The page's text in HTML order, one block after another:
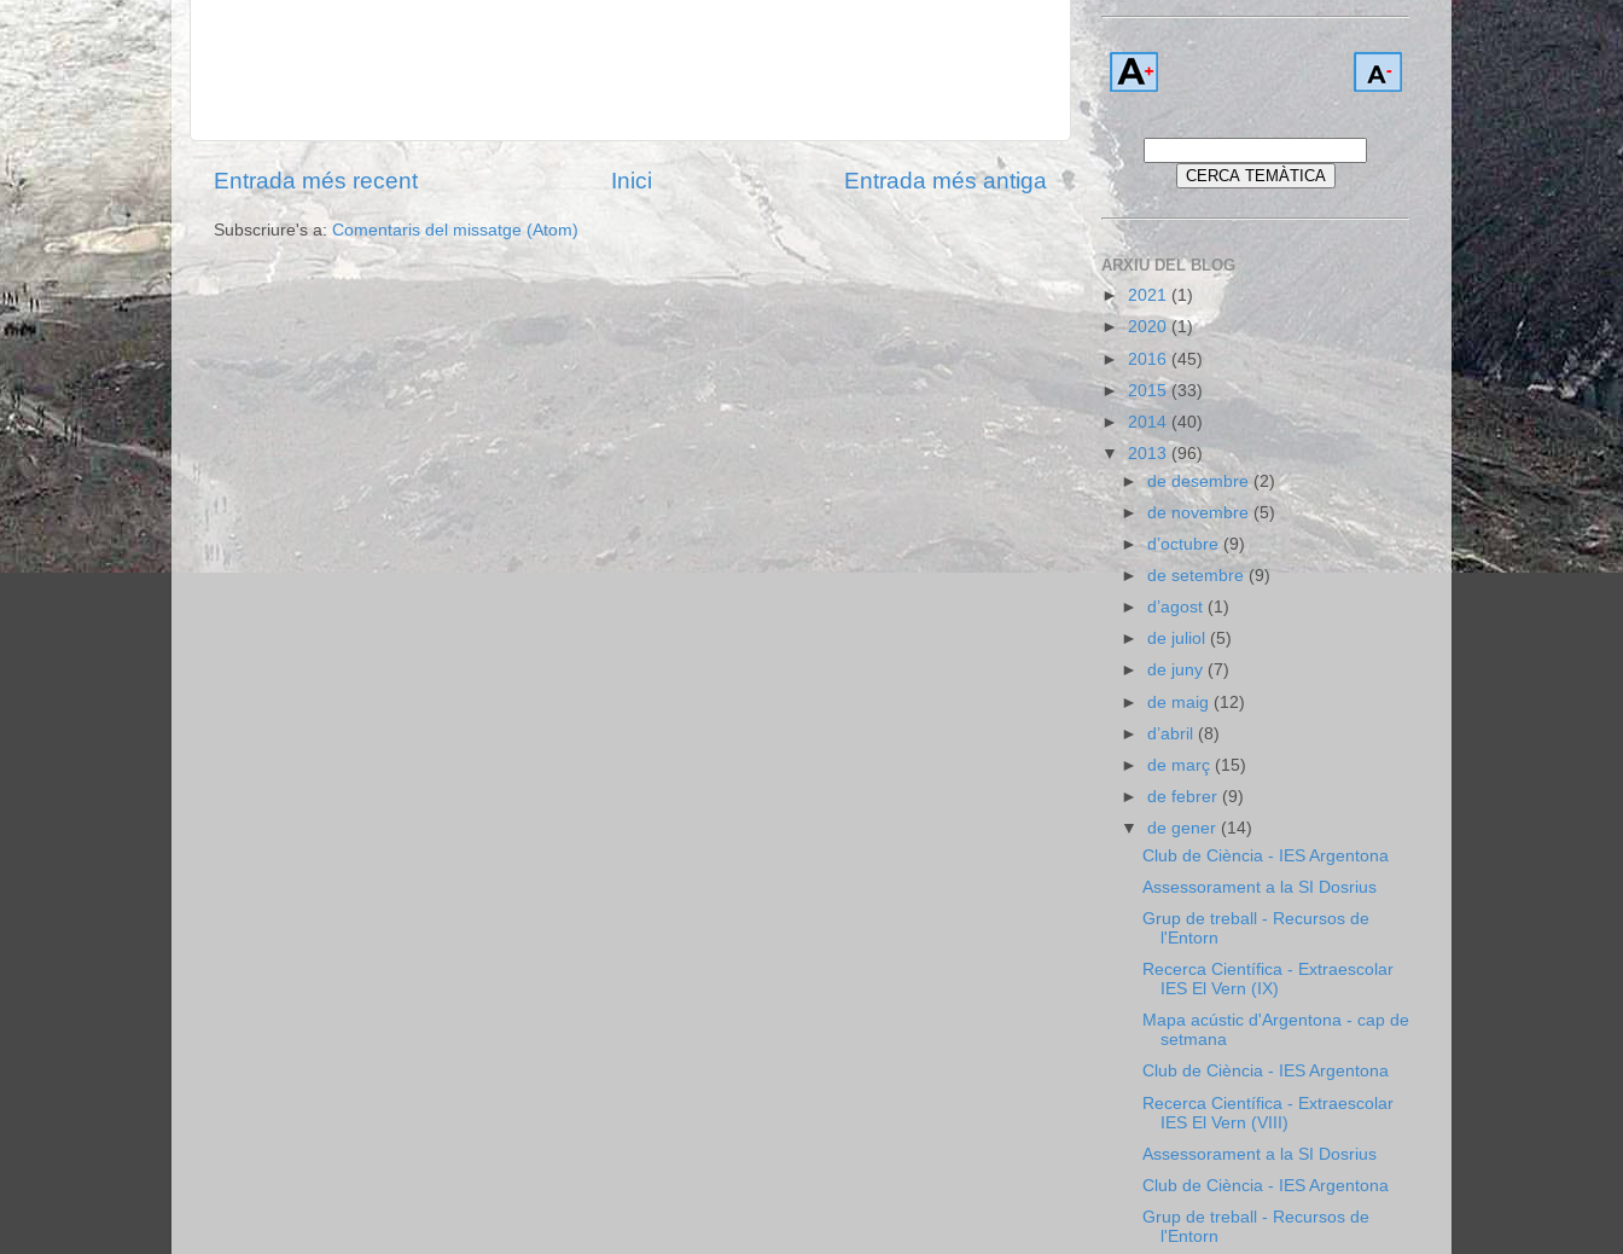
Entrada més recent Entrada més antiga
Inici
Subscriure's a: Comentaris del missatge (Atom)
ARXIU DEL BLOG
► 2021 (1)
►2020 (1)
► 2016 (45)
► 2015(33)
► 2014 (40)
▼ 2013 (96)
►de desembre(2)
►de novembre (5)
►d’octubre (9)
►de setembre (9)
►d’agost (1)
►de juliol (5)
►de juny (7)
►de maig (12)
►d’abril (8)
►de març (15)
►de febrer (9)
▼de gener (14)
Club de Ciència - IES Argentona
Assessorament a la SI Dosrius
Grup de treball - Recursos de
l'Entorn
Recerca Científica - Extraescolar
IES El Vern (IX)
Mapa acústic d'Argentona - cap de
setmana
Club de Ciència - IES Argentona
Recerca Científica - Extraescolar
IES El Vern (VIII)
Assessorament a la SI Dosrius
Club de Ciència - IES Argentona
Grup de treball - Recursos de
l'Entorn